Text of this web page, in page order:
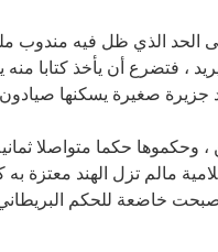
الحد الذي ظل فيه مندوب
، فتضرع أن يأخذ كتابا منه
جزيرة صغيرة يسكنها
وحكموها حكما متواصلا
مالم تزل الهند
خاضعة للحكم